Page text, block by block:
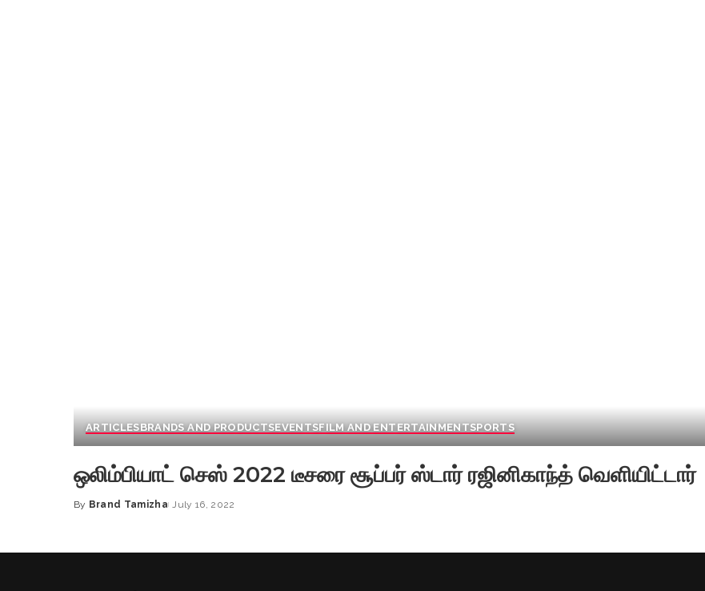
ARTICLESBRANDS AND PRODUCTSEVENTSFILM AND ENTERTAINMENTSPORTS
ஒலிம்பியாட் செஸ் 2022 டீசரை சூப்பர் ஸ்டார் ரஜினிகாந்த் வெளியிட்டார்
Posted
By Brand Tamizha July 16, 2022